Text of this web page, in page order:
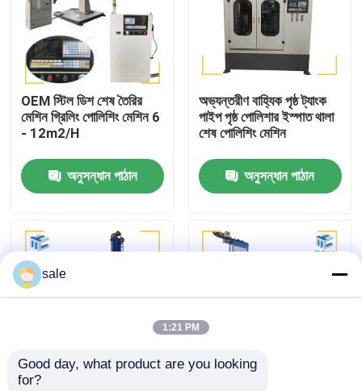
আমাদের সম্বন্ধে
কারখানা পরিদর্শন
গুণমান নিয়ন্ত্রণ
আমাদের সাথে যোগাযোগ করুন
খবর
মামলা
ট্যাংক পোলিশিং মেশিন
OEM স্টিল ডিশ শেষ তৈরির
মেশিন গ্রিলিং পোলিশিং মেশিন 6
- 12m2/H
অনুসন্ধান পাঠান
অভ্যন্তরীণ বাহ্যিক পৃষ্ঠ ট্যাংক
পাইপ পৃষ্ঠ পোলিশার ইস্পাত থালা
শেষ পোলিশিং মেশিন
অনুসন্ধান পাঠান
ইলেক্ট্রোম্যাগনেটিক সিএনসি
sale
1:21 PM
Good day, what product are you looking
for?